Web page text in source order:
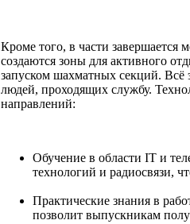
Кроме того, в части
создаются зоны для активного
запуском шахматных секций. Всё
людей, проходящих службу.
направлений:
Обучение в области IT и
технологий и радиосвязи,
Практические знания в
позволит выпускникам